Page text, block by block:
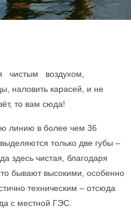
чистым воздухом,
наловить карасей, и не
то вам сюда!
линию в более чем 36
только две губы –
здесь чистая, благодаря
бывают высокими, особенно
техническим – отсюда
с местной ГЭС.